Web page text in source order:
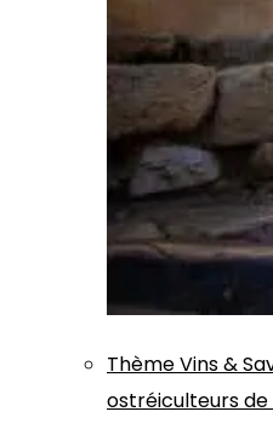
ThèmeVins &
ostréiculteurs de